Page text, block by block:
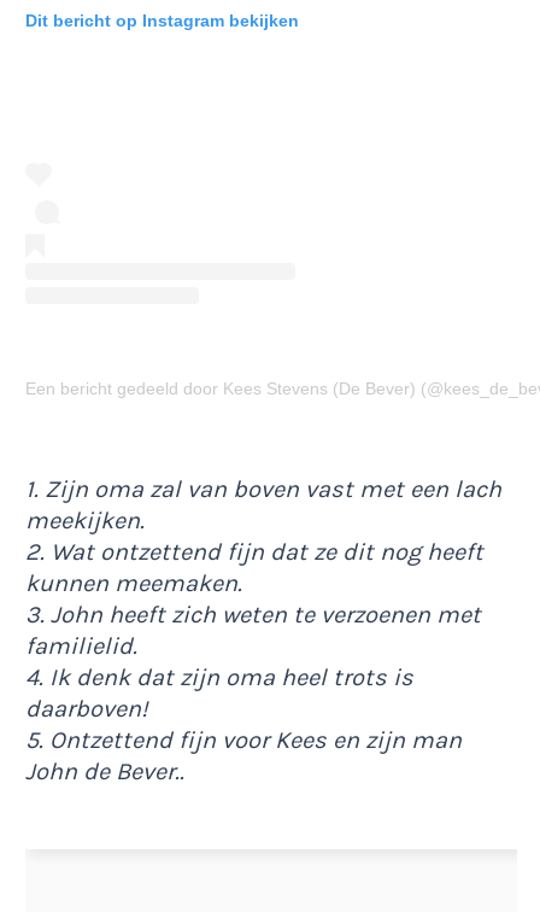
Dit bericht op Instagram bekijken
Een bericht gedeeld door Kees Stevens (De Bever)
1. Zijn oma zal van boven vast met een lach
meekijken.
2. Wat ontzettend fijn dat ze dit nog heeft
kunnen meemaken.
3. John heeft zich weten te verzoenen met
familielid.
4. Ik denk dat zijn oma heel trots is
daarboven!
5. Ontzettend fijn voor Kees en zijn man
John de Bever..